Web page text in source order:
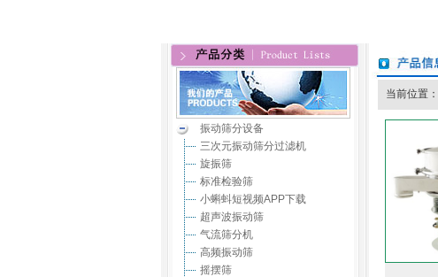
振动筛分设备
三次元振动筛分过滤机
旋振筛
标准检验筛
小蝌蚪短视频APP下载
超声波振动筛
气流筛分机
高频振动筛
摇摆筛
当前位置：